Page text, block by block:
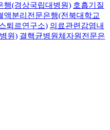
행(경상국립대병원) 호흡기질
액분리전문은행(전북대학교
퇴르연구소) 의료관련감염내
원) 결핵균병원체자원전문은